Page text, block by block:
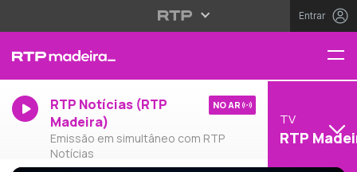
Entrar
RTP Notícias (RTP
Madeira)
Emissão em simultâneo com RTP
Notícias
NO AR
TV
RTP